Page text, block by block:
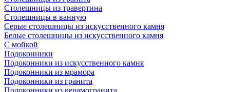
Столешницы из травертина
Столешницы в ванную
Серые столешницы из искусственного камня
Белые столешницы из искусственного камня
С мойкой
Подоконники
Подоконники из искусственного камня
Подоконники из мрамора
Подоконники из гранита
Подоконники из керамогранита